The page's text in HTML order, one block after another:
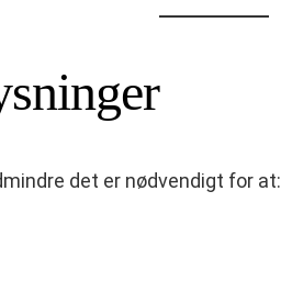
det er nødvendigt for at: